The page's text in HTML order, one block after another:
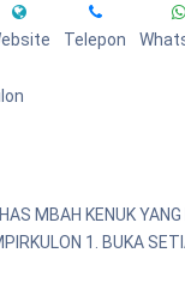
Telepon
MBAH KENUK
1. BUKA